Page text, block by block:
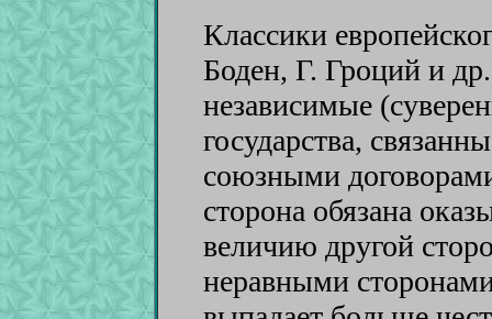
Классики
Боден, Г. Гроций и
независимые
государства,
союзными
сторона обязана
величию другой
неравными